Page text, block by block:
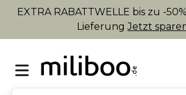
EXTRA RABATTWELLE bis zu -
LieferungJetzt